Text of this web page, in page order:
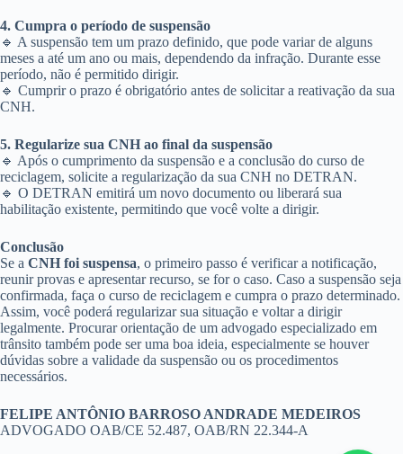
4. Cumpra o período de suspensão
🔹 A suspensão tem um prazo definido, que pode variar de alguns
meses a até um ano ou mais, dependendo da infração. Durante esse
período, não é permitido dirigir.
🔹 Cumprir o prazo é obrigatório antes de solicitar a reativação da sua
CNH.
5. Regularize sua CNH ao final da suspensão
🔹 Após o cumprimento da suspensão e a conclusão do curso de
reciclagem, solicite a regularização da sua CNH no DETRAN.
🔹 O DETRAN emitirá um novo documento ou liberará sua
habilitação existente, permitindo que você volte a dirigir.
Conclusão
Se a CNH foi suspensa, o primeiro passo é verificar a notificação,
reunir provas e apresentar recurso, se for o caso. Caso a suspensão seja
confirmada, faça o curso de reciclagem e cumpra o prazo determinado.
Assim, você poderá regularizar sua situação e voltar a dirigir
legalmente. Procurar orientação de um advogado especializado em
trânsito também pode ser uma boa ideia, especialmente se houver
dúvidas sobre a validade da suspensão ou os procedimentos
necessários.
FELIPE ANTÔNIO BARROSO ANDRADE MEDEIROS
ADVOGADO OAB/CE 52.487, OAB/RN 22.344-A